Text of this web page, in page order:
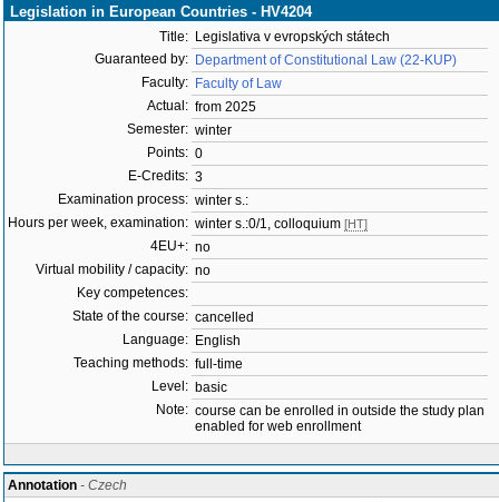
Legislation in European Countries - HV4204
Title: Legislativa v evropských státech
Guaranteed by: Department of Constitutional Law (22-KUP)
Faculty: Faculty of Law
Actual: from 2025
Semester: winter
Points: 0
E-Credits: 3
Examination process: winter s.:
Hours per week, examination: winter s.:0/1, colloquium [HT]
4EU+: no
Virtual mobility / capacity: no
Key competences:
State of the course: cancelled
Language: English
Teaching methods: full-time
Level: basic
Note: course can be enrolled in outside the study plan
enabled for web enrollment
Annotation - Czech